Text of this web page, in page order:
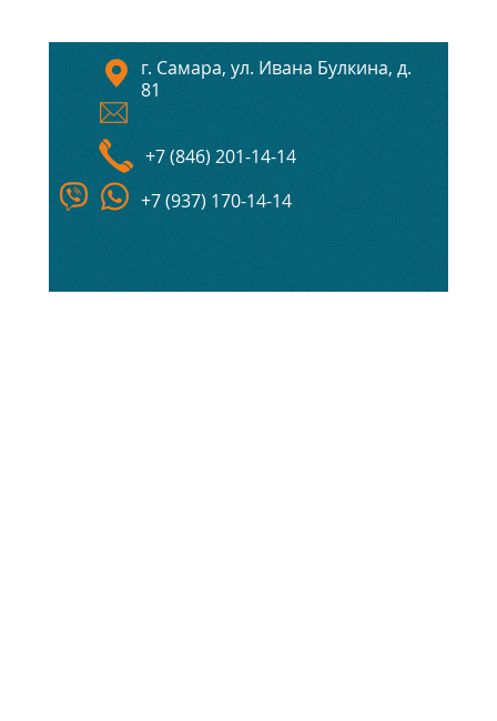
г. Самара, ул. Ивана Булкина, д.
81
+7 (846) 201-14-14
+7 (937) 170-14-14